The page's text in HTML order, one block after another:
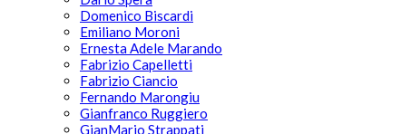
Domenico Biscardi
Emiliano Moroni
Ernesta Adele Marando
Fabrizio Capelletti
Fabrizio Ciancio
Fernando Marongiu
Gianfranco Ruggiero
GianMario Strappati